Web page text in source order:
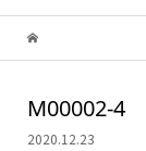
M00002-4
2020.12.23